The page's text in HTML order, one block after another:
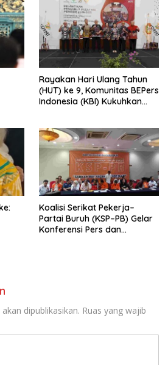
&
Rayakan Hari Ulang Tahun
(HUT) ke 9, Komunitas BEPers
Indonesia (KBI) Kukuhkan
Tema: “Penguatan dan
Pengembangan Organisasi
KBI yang Berbasis Riset di
seluruh Indonesia dan
Mancanegara”.
Koalisi Serikat Pekerja–
Partai Buruh (KSP–PB) Gelar
Konferensi Pers dan
dipublikasikan. Ruas yang wajib